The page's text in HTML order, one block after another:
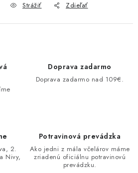
Strážiť Zdieľať
Doprava zadarmo
Doprava zadarmo nad 109€.
2.
Nivy,
Potravinová prevádzka
Ako jedni z mála včelárov máme
zriadenú oficiálnu potravinovú
prevádzku.